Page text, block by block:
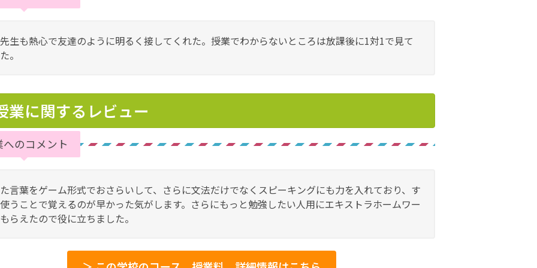
生も熱心で友達のように明るく接してくれた。授業でわからないところは放課後に1対1で見て
。
業に関するレビュー
のコメント
言葉をゲーム形式でおさらいして、さらに文法だけでなくスピーキングにも力を入れており、す
うことで覚えるのが早かった気がします。さらにもっと勉強したい人用にエキストラホームワー
らえたので役に立ちました。